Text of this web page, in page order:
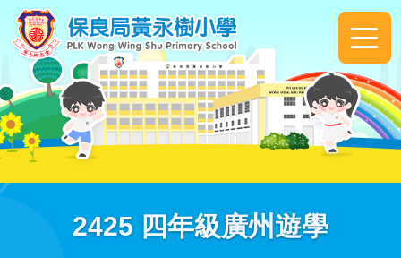
移至主內容
Main
navigation
2425 四年級廣州遊學